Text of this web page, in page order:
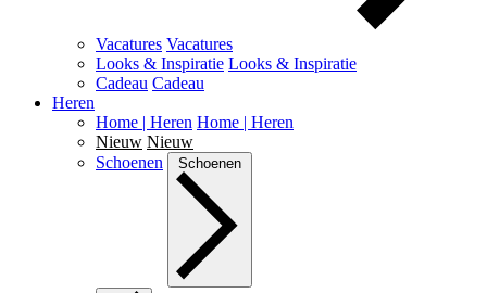
Vacatures Vacatures
Looks & Inspiratie Looks & Inspiratie
Cadeau Cadeau
Heren
Home | Heren Home | Heren
Nieuw Nieuw
Schoenen
Schoenen